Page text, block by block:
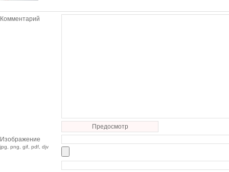
Комментарий
Предосмотр
Изображение
jpg, png, gif, pdf, djv